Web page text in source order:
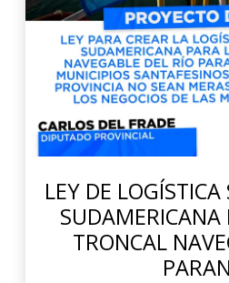
LEY DE
SUDAMERICANA
TRONCAL